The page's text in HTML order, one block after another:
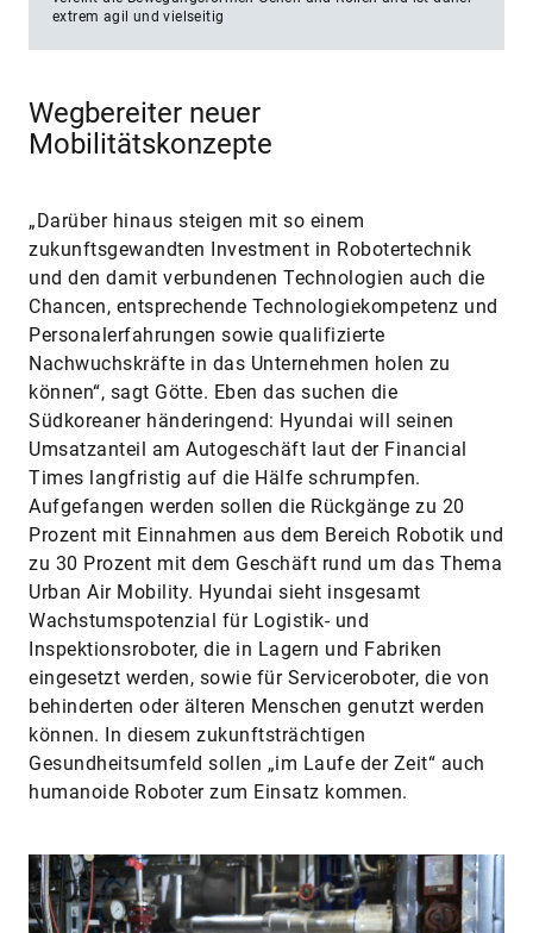
extrem agil und vielseitig
Wegbereiter neuer
Mobilitätskonzepte
„Darüber hinaus steigen mit so einem
zukunftsgewandten Investment in Robotertechnik
und den damit verbundenen Technologien auch die
Chancen, entsprechende Technologiekompetenz und
Personalerfahrungen sowie qualifizierte
Nachwuchskräfte in das Unternehmen holen zu
können“, sagt Götte. Eben das suchen die
Südkoreaner händeringend: Hyundai will seinen
Umsatzanteil am Autogeschäft laut der Financial
Times langfristig auf die Hälfe schrumpfen.
Aufgefangen werden sollen die Rückgänge zu 20
Prozent mit Einnahmen aus dem Bereich Robotik und
zu 30 Prozent mit dem Geschäft rund um das Thema
Urban Air Mobility. Hyundai sieht insgesamt
Wachstumspotenzial für Logistik- und
Inspektionsroboter, die in Lagern und Fabriken
eingesetzt werden, sowie für Serviceroboter, die von
behinderten oder älteren Menschen genutzt werden
können. In diesem zukunftsträchtigen
Gesundheitsumfeld sollen „im Laufe der Zeit“ auch
humanoide Roboter zum Einsatz kommen.